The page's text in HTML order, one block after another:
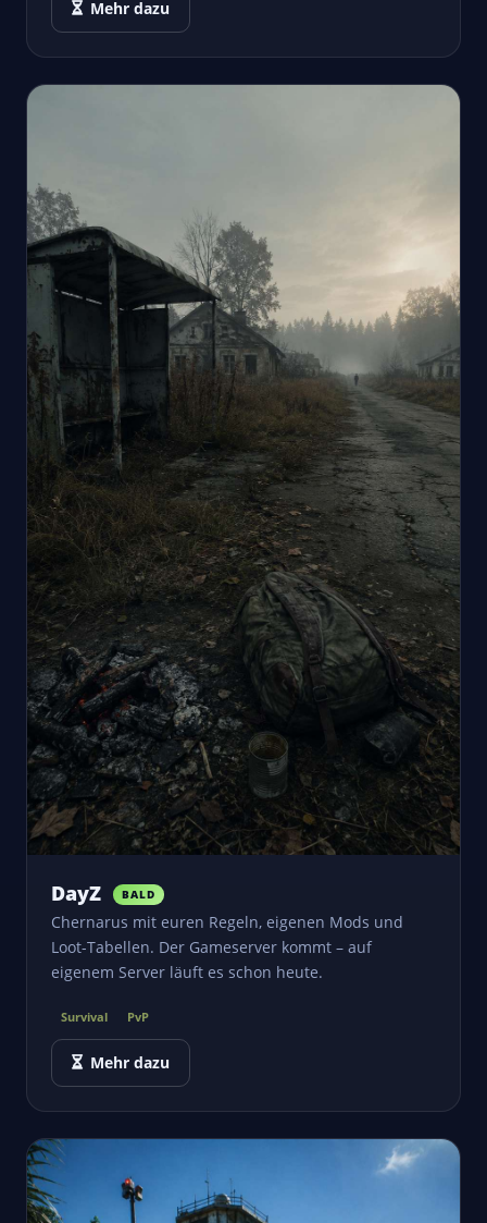
Mehr dazu
DayZ BALD
Chernarus mit euren Regeln, eigenen Mods und
Loot-Tabellen. Der Gameserver kommt – auf
eigenem Server läuft es schon heute.
Survival PvP
Mehr dazu